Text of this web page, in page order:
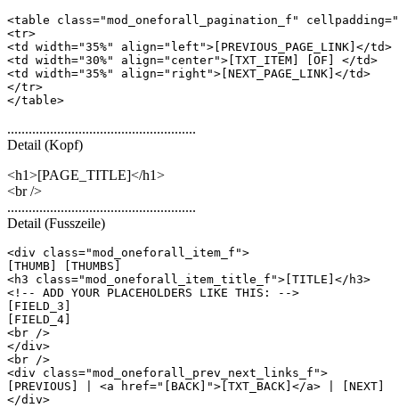
<table class="mod_oneforall_pagination_f"
<tr>
<td width="35%" align="left">[PREVIOUS_PAGE_LINK]</td>
<td width="30%" align="center">[TXT_ITEM] [OF] </td>
<td width="35%" align="right">[NEXT_PAGE_LINK]</td>
</tr>
</table>
.....................................................
Detail (Kopf)
<h1>[PAGE_TITLE]</h1>
<br />
.....................................................
Detail (Fusszeile)
<div class="mod_oneforall_item_f">
[THUMB] [THUMBS]
<h3 class="mod_oneforall_item_title_f">[TITLE]</h3>
<!-- ADD YOUR PLACEHOLDERS LIKE THIS: -->
[FIELD_3]
[FIELD_4]
<br />
</div>
<br />
<div class="mod_oneforall_prev_next_links_f">
[PREVIOUS] | <a href="[BACK]">[TXT_BACK]</a> | [NEXT]
</div>